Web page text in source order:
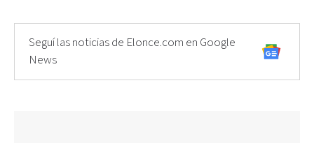
Seguí las noticias de Elonce.com en Google
News